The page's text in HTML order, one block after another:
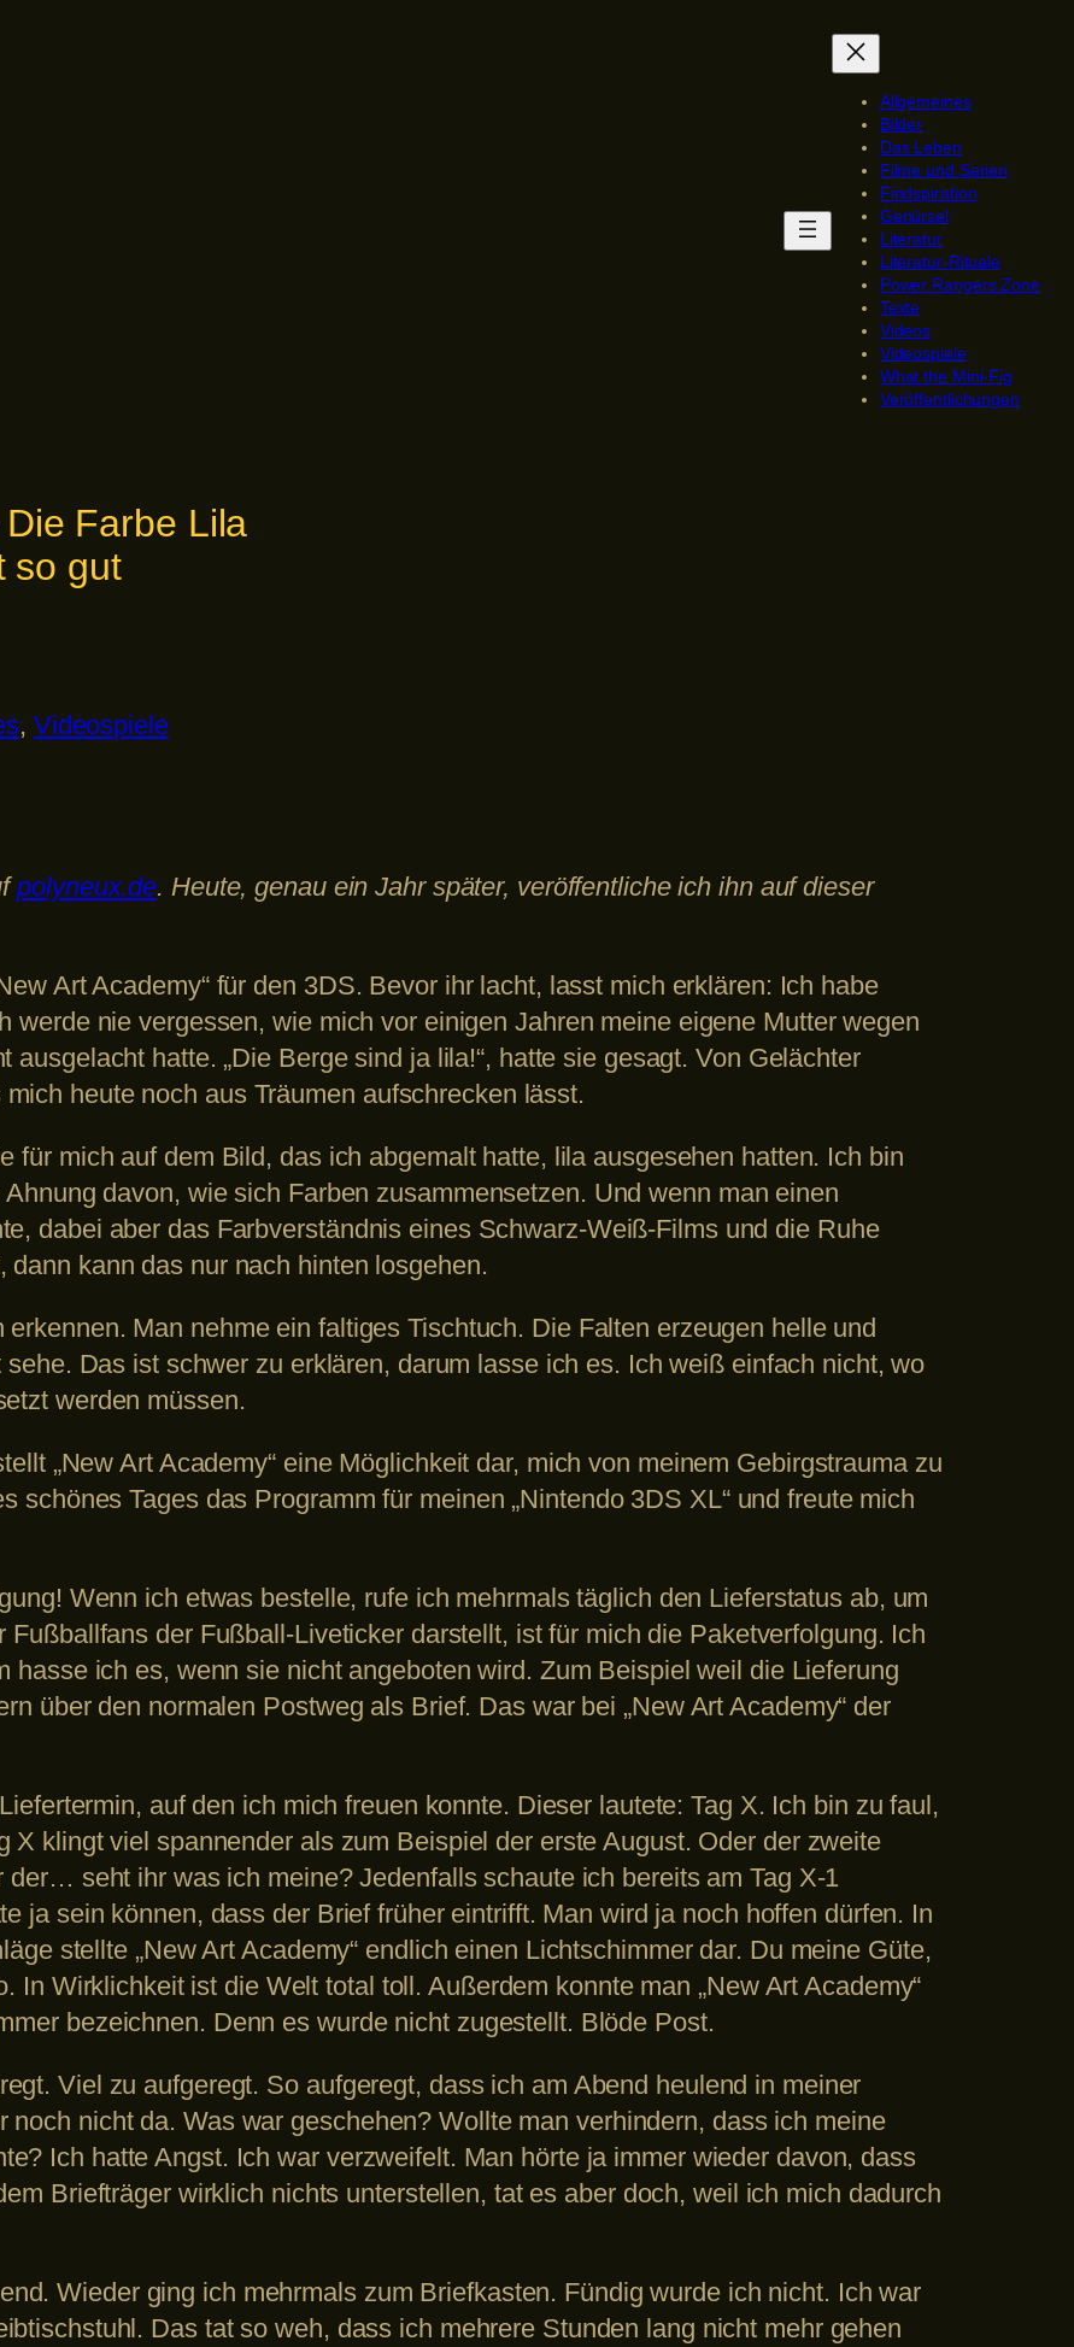
Allgemeines
Bilder
Das Leben
Filme und Serien
Findspiration
Genürsel
Literatur
Literatur-Rituale
Power Rangers Zone
Texte
Videos
Videospiele
What the Mini-Fig
Veröffentlichungen
Farbe Lila
so gut
, Videospiele
polyneux.de. Heute, genau ein Jahr später, veröffentliche ich ihn auf dieser
Art Academy“ für den 3DS. Bevor ihr lacht, lasst mich erklären: Ich habe
werde nie vergessen, wie mich vor einigen Jahren meine eigene Mutter wegen
hatte. „Die Berge sind ja lila!“, hatte sie gesagt. Von Gelächter
heute noch aus Träumen aufschrecken lässt.
für mich auf dem Bild, das ich abgemalt hatte, lila ausgesehen hatten. Ich bin
davon, wie sich Farben zusammensetzen. Und wenn man einen
dabei aber das Farbverständnis eines Schwarz-Weiß-Films und die Ruhe
kann das nur nach hinten losgehen.
Man nehme ein faltiges Tischtuch. Die Falten erzeugen helle und
Das ist schwer zu erklären, darum lasse ich es. Ich weiß einfach nicht, wo
werden müssen.
„New Art Academy“ eine Möglichkeit dar, mich von meinem Gebirgstrauma zu
schönes Tages das Programm für meinen „Nintendo 3DS XL“ und freute mich
Wenn ich etwas bestelle, rufe ich mehrmals täglich den Lieferstatus ab, um
der Fußball-Liveticker darstellt, ist für mich die Paketverfolgung. Ich
hasse ich es, wenn sie nicht angeboten wird. Zum Beispiel weil die Lieferung
über den normalen Postweg als Brief. Das war bei „New Art Academy“ der
auf den ich mich freuen konnte. Dieser lautete: Tag X. Ich bin zu faul,
X klingt viel spannender als zum Beispiel der erste August. Oder der zweite
seht ihr was ich meine? Jedenfalls schaute ich bereits am Tag X-1
ja sein können, dass der Brief früher eintrifft. Man wird ja noch hoffen dürfen. In
stellte „New Art Academy“ endlich einen Lichtschimmer dar. Du meine Güte,
In Wirklichkeit ist die Welt total toll. Außerdem konnte man „New Art Academy“
bezeichnen. Denn es wurde nicht zugestellt. Blöde Post.
Viel zu aufgeregt. So aufgeregt, dass ich am Abend heulend in meiner
nicht da. Was war geschehen? Wollte man verhindern, dass ich meine
Ich hatte Angst. Ich war verzweifelt. Man hörte ja immer wieder davon, dass
Briefträger wirklich nichts unterstellen, tat es aber doch, weil ich mich dadurch
Wieder ging ich mehrmals zum Briefkasten. Fündig wurde ich nicht. Ich war
Das tat so weh, dass ich mehrere Stunden lang nicht mehr gehen